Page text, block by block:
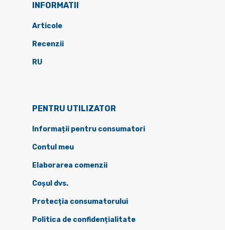
INFORMATII
Articole
Recenzii
RU
PENTRU UTILIZATOR
Informații pentru consumatori
Contul meu
Elaborarea comenzii
Coșul dvs.
Protecția consumatorului
Politica de confidențialitate